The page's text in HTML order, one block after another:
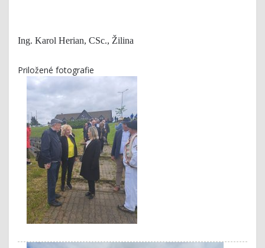
Ing. Karol Herian, CSc., Žilina
Priložené fotografie